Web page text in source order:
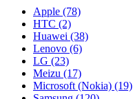
Apple (78)
HTC (2)
Huawei (38)
Lenovo (6)
LG (23)
Meizu (17)
Microsoft (Nokia) (19)